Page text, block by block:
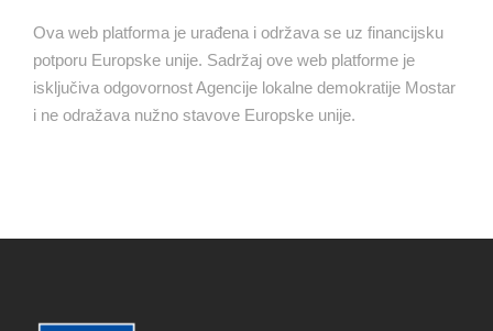
Ova web platforma je urađena i održava se uz financijsku
potporu Europske unije. Sadržaj ove web platforme je
isključiva odgovornost Agencije lokalne demokratije Mostar
i ne odražava nužno stavove Europske unije.